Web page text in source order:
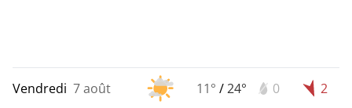
Vendredi 7 août 11° /24° 0 2